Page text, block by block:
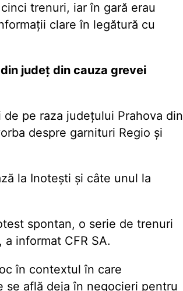
trenuri, iar în gară erau
clare în legătură cu
județ din cauza grevei
pe raza județului Prahova din
despre garnituri Regio și
la Inotești și câte unul la
spontan, o serie de trenuri
informat CFR SA.
în contextul în care
află deja în negocieri pentru